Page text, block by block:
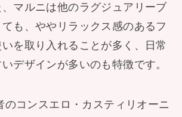
、マルニは他のラグジュアリーブ
も、ややリラックス感のあるフ
を取り入れることが多く、日常
デザインが多いのも特徴です。
のコンスエロ・カスティリオーニ